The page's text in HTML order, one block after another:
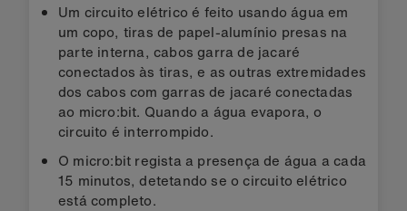
Um circuito elétrico é feito usando água em
um copo, tiras de papel-alumínio presas na
parte interna, cabos garra de jacaré
conectados às tiras, e as outras extremidades
dos cabos com garras de jacaré conectadas
ao micro:bit. Quando a água evapora, o
circuito é interrompido.
O micro:bit regista a presença de água a cada
15 minutos, detetando se o circuito elétrico
está completo.